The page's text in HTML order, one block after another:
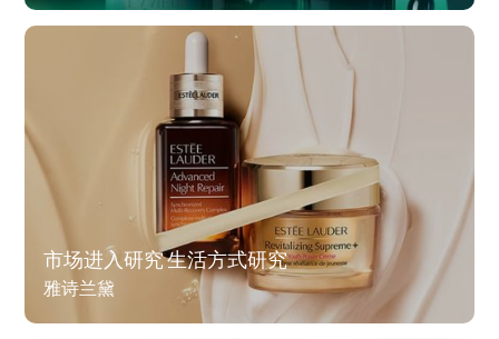
市场进入研究 生活方式研究
雅诗兰黛